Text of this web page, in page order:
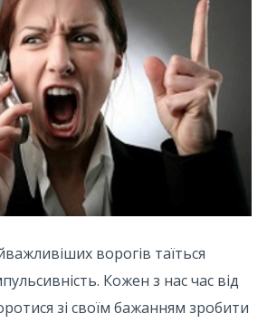
ворогів таїться
Кожен з нас час від
зі своїм бажанням зробити